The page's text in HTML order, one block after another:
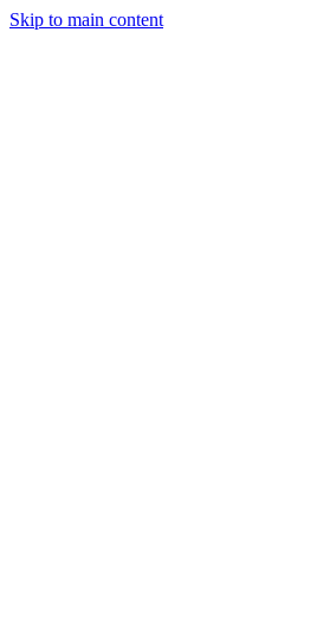
Skip to main content